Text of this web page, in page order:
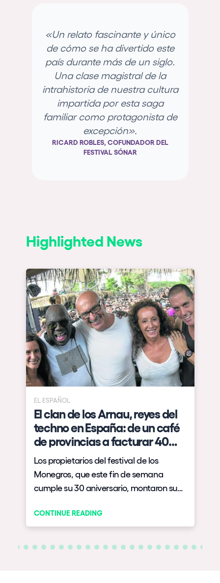
«Un relato fascinante y único
de cómo se ha divertido este
país durante más de un siglo.
Una clase magistral de la
intrahistoria de nuestra cultura
impartida por esta saga
familiar como protagonista de
excepción».
RICARD ROBLES, COFUNDADOR DEL
FESTIVAL SÓNAR
Highlighted News
EL ESPAÑOL
El clan de los Arnau, reyes del
techno en España: de un café
de provincias a facturar 40
millones
Los propietarios del festival de los
Monegros, que este fin de semana
cumple su 30 aniversario, montaron su
siglo XIX. Su historia resume la evolución
de la cultura del espectáculo.
CONTINUE READING